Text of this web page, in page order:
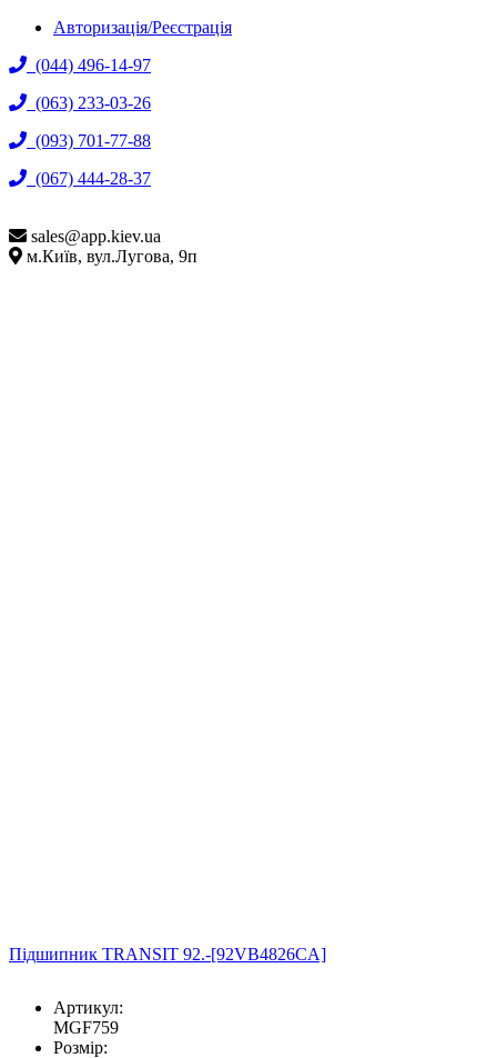
Авторизація/Реєстрація
(044) 496-14-97
(063) 233-03-26
(093) 701-77-88
(067) 444-28-37
sales@app.kiev.ua
м.Київ, вул.Лугова, 9п
Підшипник TRANSIT 92.-[92VB4826CA]
Артикул:
MGF759
Розмір: